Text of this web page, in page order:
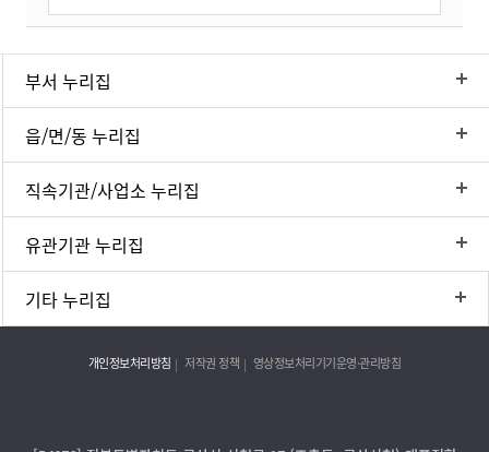
부서 누리집
읍/면/동 누리집
직속기관/사업소 누리집
유관기관 누리집
기타 누리집
개인정보처리방침 저작권 정책 영상정보처리기기운영·관리방침